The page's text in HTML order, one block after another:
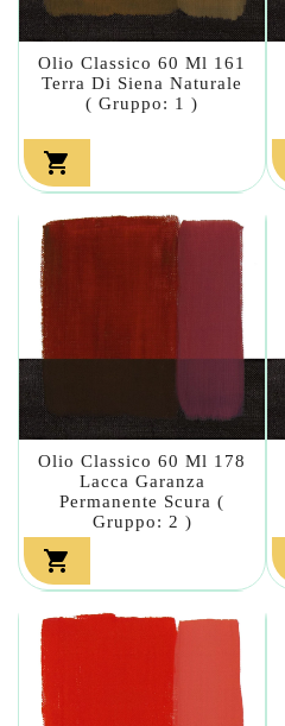
Olio Classico 60 Ml 161
Terra Di Siena Naturale
( Gruppo: 1 )

Olio Classico 60 Ml 178
Lacca Garanza
Permanente Scura (
Gruppo: 2 )
